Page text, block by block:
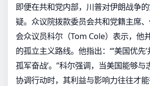
即便在共和党内部，川普对伊朗战争
疑。众议院拨款委员会共和党籍主席
会众议员科尔（Tom Cole）表示，他
的孤立主义路线。他指出：“‘美国优先
孤军奋战’。”科尔强调，当美国能够与
协调行动时，其利益与影响力往往才